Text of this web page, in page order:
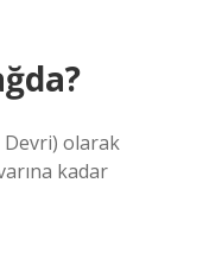
Devri) olarak
kadar